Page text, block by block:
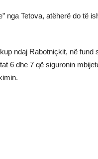
nga Tetova, atëherë do të
ndaj Rabotniçkit, në fund
6 dhe 7 që siguronin